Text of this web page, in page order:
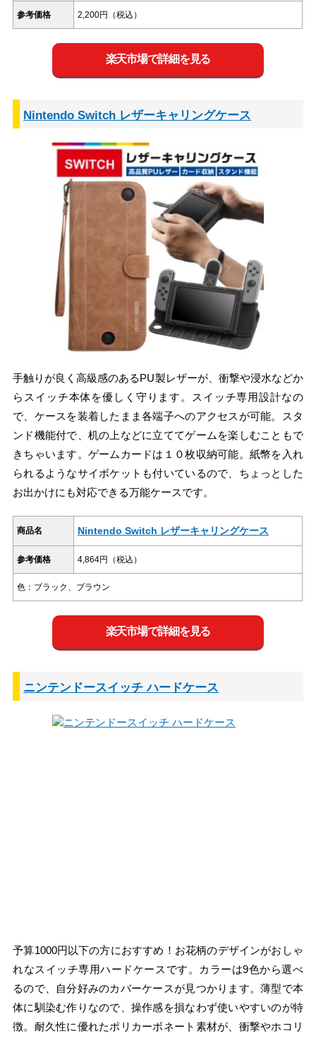
参考価格 2,200円（税込）
楽天市場で詳細を見る
Nintendo Switch レザーキャリングケース
手触りが良く高級感のあるPU製レザーが、衝撃や浸水などか
らスイッチ本体を優しく守ります。スイッチ専用設計なの
で、ケースを装着したまま各端子へのアクセスが可能。スタ
ンド機能付で、机の上などに立ててゲームを楽しむこともで
きちゃいます。ゲームカードは１０枚収納可能。紙幣を入れ
られるようなサイボケットも付いているので、ちょっとした
お出かけにも対応できる万能ケースです。
商品名 Nintendo Switch レザーキャリングケース
参考価格 4,864円（税込）
色：ブラック、ブラウン
楽天市場で詳細を見る
ニンテンドースイッチ ハードケース
予算1000円以下の方におすすめ！お花柄のデザインがおしゃ
れなスイッチ専用ハードケースです。カラーは9色から選べ
るので、自分好みのカバーケースが見つかります。薄型で本
体に馴染む作りなので、操作感を損なわず使いやすいのが特
徴。耐久性に優れたポリカーボネート素材が、衝撃やホコリ